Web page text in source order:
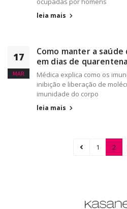
leia mais
17
MAR
Como manter a
em dias de quarentena
Médica explica como os
inibição e liberação de
imunidade do corpo
leia mais
1 2